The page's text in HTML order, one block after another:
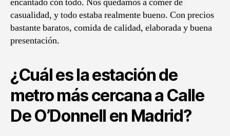
casualidad, y todo estaba realmente bueno. Con precios
bastante baratos, comida de calidad, elaborada y buena
presentación.
¿Cuál es la estación de
metro más cercana a Calle
De O’Donnell en Madrid?